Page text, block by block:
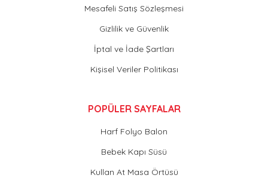
Mesafeli Satış Sözleşmesi
Gizlilik ve Güvenlik
İptal ve İade Şartları
Kişisel Veriler Politikası
POPÜLER SAYFALAR
Harf Folyo Balon
Bebek Kapı Süsü
Kullan At Masa Örtüsü